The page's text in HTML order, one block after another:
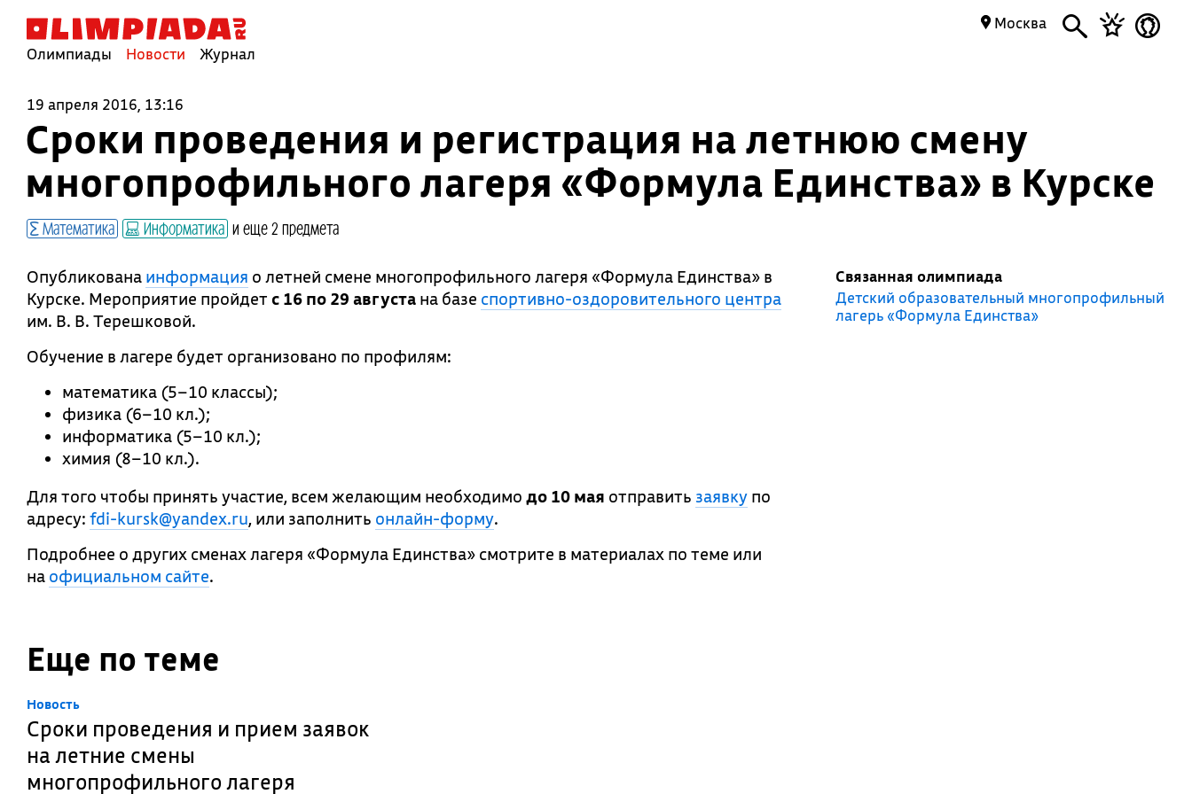
Олимпиады Новости Журнал
Москва
19 апреля 2016, 13:16
Сроки проведения и регистрация на летнюю смену
многопрофильного лагеря «Формула Единства» в Курске
Математика Информатика и еще 2 предмета
Опубликована информация о летней смене многопрофильного лагеря «Формула Единства» в
Курске. Мероприятие пройдет с 16 по 29 августа на базе спортивно-оздоровительного центра
им. В. В. Терешковой.
Обучение в лагере будет организовано по профилям:
математика (5–10 классы);
физика (6–10 кл.);
информатика (5–10 кл.);
химия (8–10 кл.).
Для того чтобы принять участие, всем желающим необходимо до 10 мая отправить заявку по
адресу: fdi-kursk@yandex.ru, или заполнить онлайн-форму.
Подробнее о других сменах лагеря «Формула Единства» смотрите в материалах по теме или
на официальном сайте.
Связанная олимпиада
Детский образовательный многопрофильный
лагерь «Формула Единства»
Еще по теме
Новость
Сроки проведения и прием заявок
на летние смены
многопрофильного лагеря